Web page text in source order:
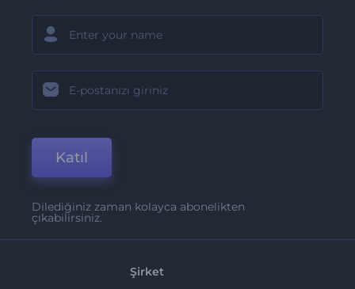
Katıl
Dilediğiniz zaman kolayca abonelikten
çıkabilirsiniz.
Şirket